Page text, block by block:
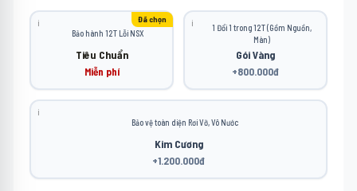
Đã chọn
ℹ️
Bảo hành 12T Lỗi NSX
Tiêu Chuẩn
Miễn phí
ℹ️
1 Đổi 1 trong 12T (Gồm Nguồn,
Màn)
Gói Vàng
+800.000đ
ℹ️
Bảo vệ toàn diện Rơi Vỡ, Vô Nước
Kim Cương
+1.200.000đ